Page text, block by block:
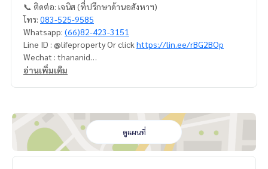
📞 ติดต่อ: เจนิส (ที่ปรึกษาด้านอสังหาฯ)
โทร: 083-525-9585
Whatsapp: (66)82-423-3151
Line ID : @lifeproperty Or click https://lin.ee/rBG2BOp
Wechat : thananid
อีเมล:lifeproperty.bkk@gmail.com
สังหาริมทรัพย์ในกรุงเทพฯ
เรามีทีมงานพร้อมให้คำปรึกษาและช่วยหาสถานที่ที่เหมาะสมที่สุด
ให้คุณ ฟรี!
อ่านเพิ่มเติม
ดูแผนที่